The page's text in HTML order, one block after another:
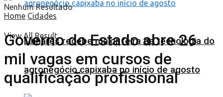
Linhares recebe maior feira de tecnologia do
agronegócio capixaba no início de agosto
Nenhum Resultado
View All Result
Home Cidades
Governo do Estado abre 26
mil vagas em cursos de
qualificação profissional